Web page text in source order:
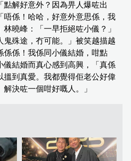
點解好意外？因為畀人爆咗出
唔係！哈哈，好意外意思係，我
曉峰：「一早拒絕咗小儀？」
鬼殊途，冇可能。」被笑越描越
係係！我係同小儀結婚，咁點
儀結婚而真心感到高興，「真係
搵到真愛。我都覺得佢老公好偉
決咗一個咁好嘅人。」